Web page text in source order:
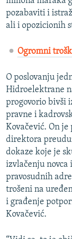
pozabaviti i
ali i opozicionih
Ogromni
O poslovanju
Hidroelektrane
progovorio bivši
pravne i
Kovačević. On
direktora
dokaze koje je
izvlačenju novca
pravosudnih
trošeni na
i građenje
Kovačević.